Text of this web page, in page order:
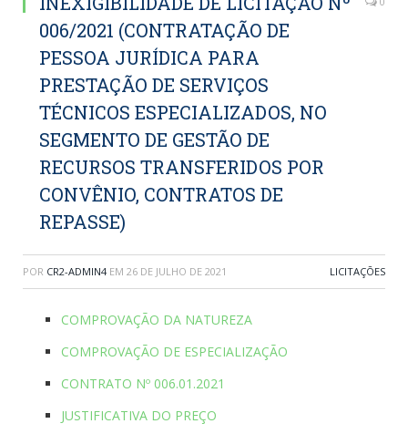
006/2021 (CONTRATAÇÃO DE
PESSOA JURÍDICA PARA
PRESTAÇÃO DE SERVIÇOS
TÉCNICOS ESPECIALIZADOS, NO
SEGMENTO DE GESTÃO DE
RECURSOS TRANSFERIDOS POR
CONVÊNIO, CONTRATOS DE
REPASSE)
POR CR2-ADMIN4 EM 26 DE JULHO DE 2021 LICITAÇÕES
COMPROVAÇÃO DA NATUREZA
COMPROVAÇÃO DE ESPECIALIZAÇÃO
CONTRATO Nº 006.01.2021
JUSTIFICATIVA DO PREÇO